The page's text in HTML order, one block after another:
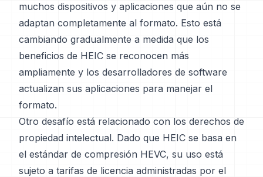
muchos dispositivos y aplicaciones que aún no se
adaptan completamente al formato. Esto está
cambiando gradualmente a medida que los
beneficios de HEIC se reconocen más
ampliamente y los desarrolladores de software
actualizan sus aplicaciones para manejar el
formato.
Otro desafío está relacionado con los derechos de
propiedad intelectual. Dado que HEIC se basa en
el estándar de compresión HEVC, su uso está
sujeto a tarifas de licencia administradas por el